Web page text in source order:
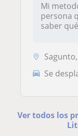
Mi
persona
saber
Se
Ver todos los